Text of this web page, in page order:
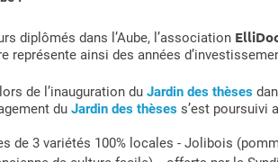
diplômés dans l’Aube, l’association
représente ainsi des années
de l’inauguration du Jardin des thèses
du Jardin des thèses s’est poursuivi
de 3 variétés 100% locales - Jolibois